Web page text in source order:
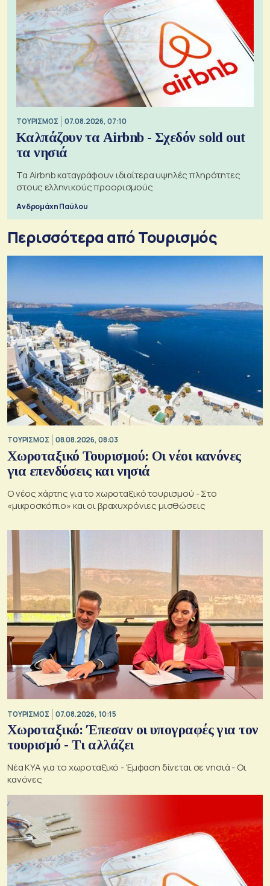
ΤΟΥΡΙΣΜΟΣ 07.08.2026, 07:10
Καλπάζουν τα Airbnb - Σχεδόν sold out
τα νησιά
Τα Airbnb καταγράφουν ιδιαίτερα υψηλές πληρότητες
στους ελληνικούς προορισμούς
Ανδρομάχη Παύλου
Περισσότερα από Τουρισμός
ΤΟΥΡΙΣΜΟΣ 08.08.2026, 08:03
Χωροταξικό Τουρισμού: Οι νέοι κανόνες
για επενδύσεις και νησιά
Ο νέος χάρτης για το χωροταξικό τουρισμού - Στο
«μικροσκόπιο» και οι βραχυχρόνιες μισθώσεις
ΤΟΥΡΙΣΜΟΣ 07.08.2026, 10:15
Χωροταξικό: Έπεσαν οι υπογραφές για τον
τουρισμό - Τι αλλάζει
Νέα ΚΥΑ για το χωροταξικό - Έμφαση δίνεται σε νησιά - Οι
κανόνες